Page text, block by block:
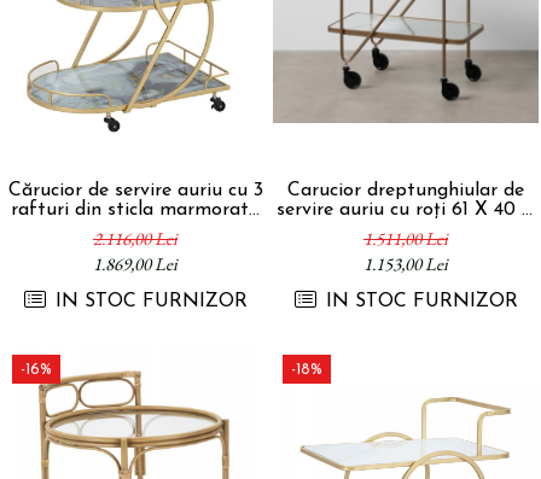
Cărucior de servire auriu cu 3
rafturi din sticla marmorata
71x45,5x84,5 cm
2.116,00 Lei
1.869,00 Lei
IN STOC FURNIZOR
Carucior dreptunghiular de
servire auriu cu roți 61 X 40 X
70 cm
1.511,00 Lei
1.153,00 Lei
IN STOC FURNIZOR
-16% -18%